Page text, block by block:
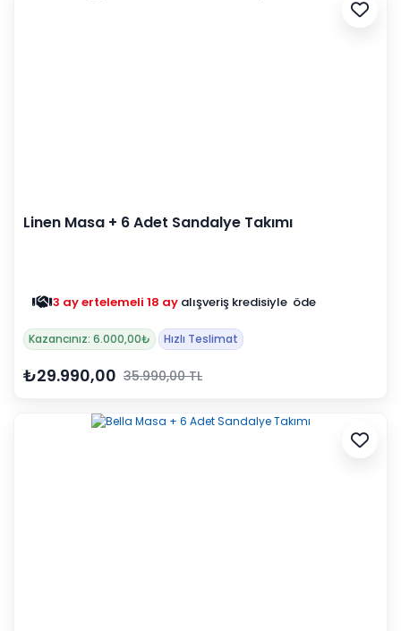
Linen Masa + 6 Adet Sandalye Takımı
3 ay ertelemeli 18 ay alışveriş kredisiyle öde
Kazancınız: 6.000,00₺ Hızlı Teslimat
₺29.990,00 35.990,00 TL